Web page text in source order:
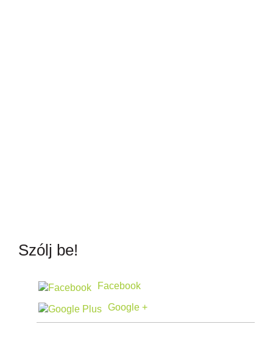
Szólj be!
Facebook
Google +